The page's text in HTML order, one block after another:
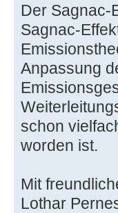
Der Sagnac-
Sagnac-
Anpassung
schon
worden ist.
Mit
Lothar